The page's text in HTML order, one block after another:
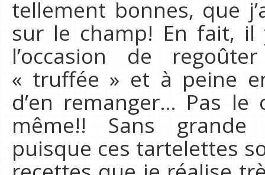
tellement bonnes, que
sur le champ! En fait, il
l’occasion de
« truffée » et à peine
d’en remanger… Pas
même!! Sans
puisque ces tartelettes